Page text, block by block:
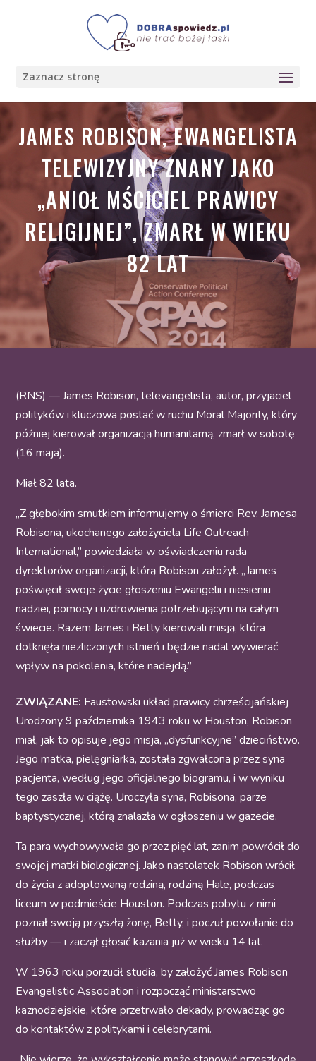
Zaznacz stronę
JAMES ROBISON, EWANGELISTA
TELEWIZYJNY ZNANY JAKO
„ANIOŁ MŚCICIEL PRAWICY
RELIGIJNEJ”, ZMARŁ W WIEKU
82 LAT
(RNS) — James Robison, televangelista, autor, przyjaciel
polityków i kluczowa postać w ruchu Moral Majority, który
później kierował organizacją humanitarną, zmarł w sobotę
(16 maja).
Miał 82 lata.
„Z głębokim smutkiem informujemy o śmierci Rev. Jamesa
Robisona, ukochanego założyciela Life Outreach
International,” powiedziała w oświadczeniu rada
dyrektorów organizacji, którą Robison założył. „James
poświęcił swoje życie głoszeniu Ewangelii i niesieniu
nadziei, pomocy i uzdrowienia potrzebującym na całym
świecie. Razem James i Betty kierowali misją, która
dotknęła niezliczonych istnień i będzie nadal wywierać
wpływ na pokolenia, które nadejdą.”
ZWIĄZANE: Faustowski układ prawicy chrześcijańskiej
Urodzony 9 października 1943 roku w Houston, Robison
miał, jak to opisuje jego misja, „dysfunkcyjne” dzieciństwo.
Jego matka, pielęgniarka, została zgwałcona przez syna
pacjenta, według jego oficjalnego biogramu, i w wyniku
tego zaszła w ciążę. Uroczyła syna, Robisona, parze
baptystycznej, którą znalazła w ogłoszeniu w gazecie.
Ta para wychowywała go przez pięć lat, zanim powrócił do
swojej matki biologicznej. Jako nastolatek Robison wrócił
do życia z adoptowaną rodziną, rodziną Hale, podczas
liceum w podmieście Houston. Podczas pobytu z nimi
poznał swoją przyszłą żonę, Betty, i poczuł powołanie do
służby — i zaczął głosić kazania już w wieku 14 lat.
W 1963 roku porzucił studia, by założyć James Robison
Evangelistic Association i rozpocząć ministarstwo
kaznodziejskie, które przetrwało dekady, prowadząc go
do kontaktów z politykami i celebrytami.